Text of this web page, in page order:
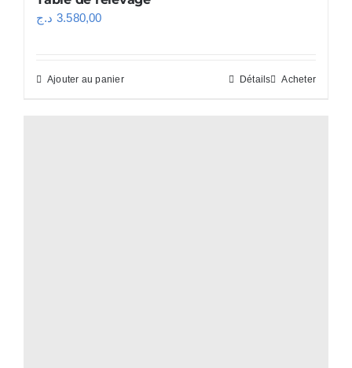
3.580,00 د.ج
Ajouter au panier Acheter
Détails